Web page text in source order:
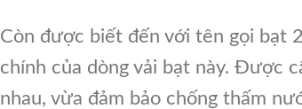
Còn được biết đến với tên gọi bạt
chính của dòng vải bạt này. Được
nhau, vừa đảm bảo chống thấm